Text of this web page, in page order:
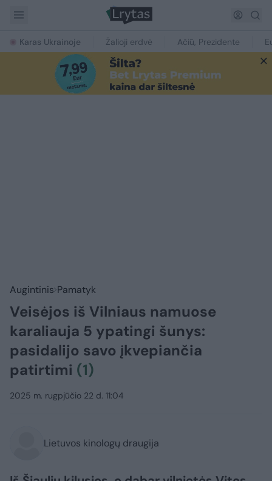
Karas Ukrainoje Žalioji erdvė Ačiū, Prezidente
Augintinis Pamatyk
Veisėjos iš Vilniaus namuose
karaliauja 5 ypatingi šunys:
pasidalijo savo įkvepiančia
patirtimi (1)
2025 m. rugpjūčio 22 d. 11:04
Lietuvos kinologų draugija